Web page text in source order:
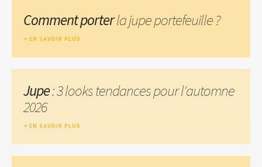
Comment porterla jupe portefeuille ?
EN SAVOIR PLUS
Jupe: 3 looks tendances pour l'automne
2026
EN SAVOIR PLUS